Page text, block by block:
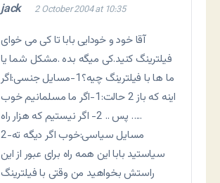
jack 2 October 2004 at 10:35
آقا خود و خودایی بابا تا کی می خوای
فيلترينگ کنید.کی میگه بده .مشکل شما یا
ما ها با فیلترینگ چیه؟1-مسایل جنسی:اگر
اینه که باز 2 حالت:1-اگر ما مسلمانیم خوب
پس .. 2- اگر نیستیم که هزار راه …..
2-مسایل سیاسی:خوب اگر دیگه ته
سیاستید بابا این همه راه برای عبور از این
راستش بخواهید من وقتی با فیلترینگ